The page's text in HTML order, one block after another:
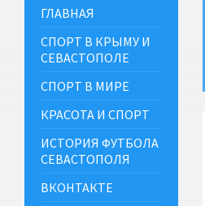
ГЛАВНАЯ
СПОРТ В КРЫМУ И
СЕВАСТОПОЛЕ
СПОРТ В МИРЕ
КРАСОТА И СПОРТ
ИСТОРИЯ ФУТБОЛА
СЕВАСТОПОЛЯ
ВКОНТАКТЕ